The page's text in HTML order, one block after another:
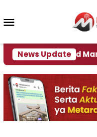
konten
News Update
Rumah World